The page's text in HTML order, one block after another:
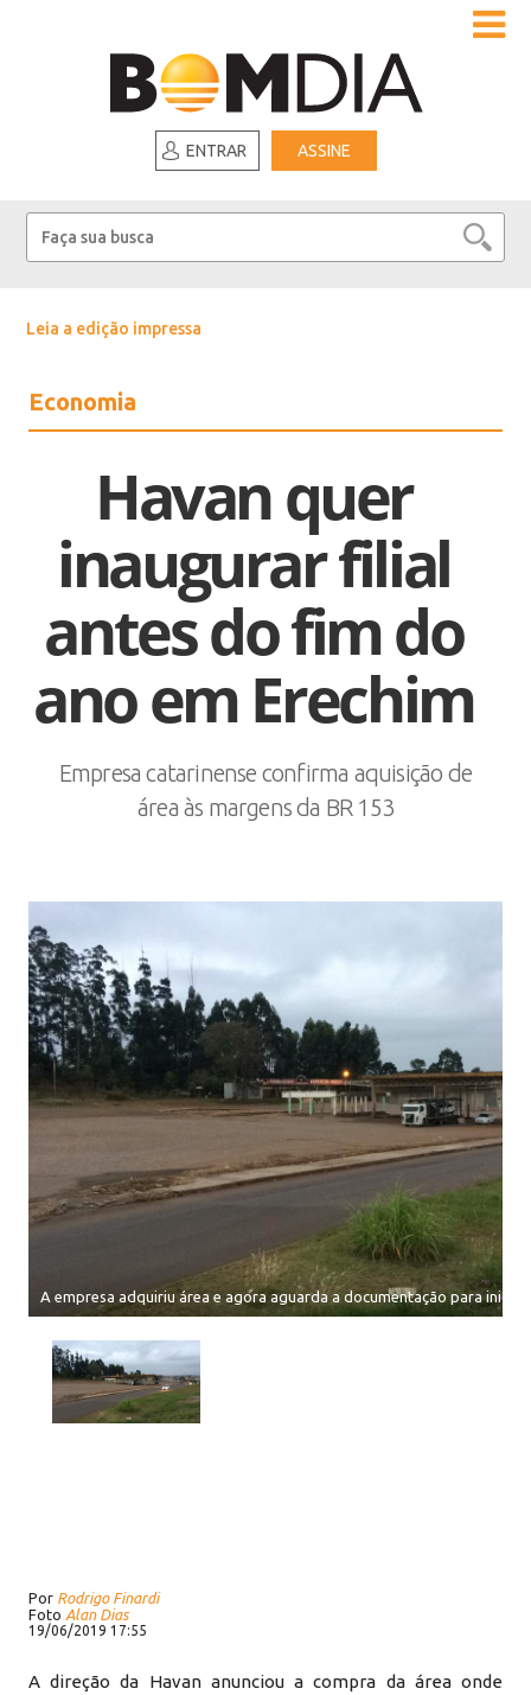
ENTRAR ASSINE
Leia a edição impressa
Economia
Havan quer
inaugurar filial
antes do fim do
ano em Erechim
Empresa catarinense confirma aquisição de
área às margens da BR 153
A empresa adquiriu área e agora aguarda a documentação para iniciar
Por Rodrigo Finardi
Foto Alan Dias
19/06/2019 17:55
A direção da Havan anunciou a compra da área onde